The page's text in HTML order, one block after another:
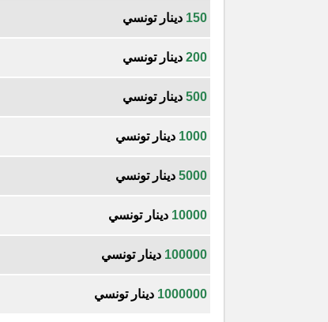
150 دينار تونسي
200 دينار تونسي
500 دينار تونسي
1000 دينار تونسي
5000 دينار تونسي
10000 دينار تونسي
100000 دينار تونسي
1000000 دينار تونسي